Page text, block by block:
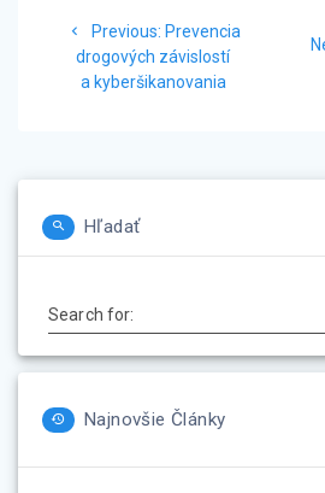
Previous: Previous
post:
Prevencia
drogových závislostí
a kyberšikanovania
Hľadať
Search for:
Najnovšie Články